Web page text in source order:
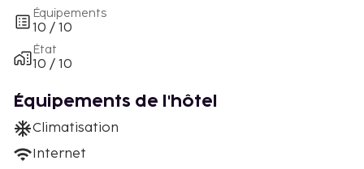
Équipements
10 / 10
État
10 / 10
Équipements de l'hôtel
Climatisation
Internet